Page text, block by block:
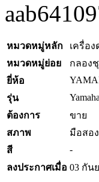
หมวดหมู่หลัก
เครื่อ
หมวดหมู่ย่อย
กลอง
ยี่ห้อ
รุ่น
ต้องการ
ขาย
สภาพ
มือสอง
สี
-
ลงประกาศเมื่อ 03 กัน